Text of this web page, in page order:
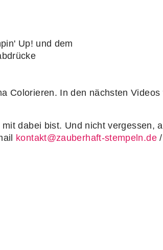
Up! und dem
Colorieren. In den nächsten
dabei bist. Und nicht
kontakt@zauberhaft-stempeln.de/